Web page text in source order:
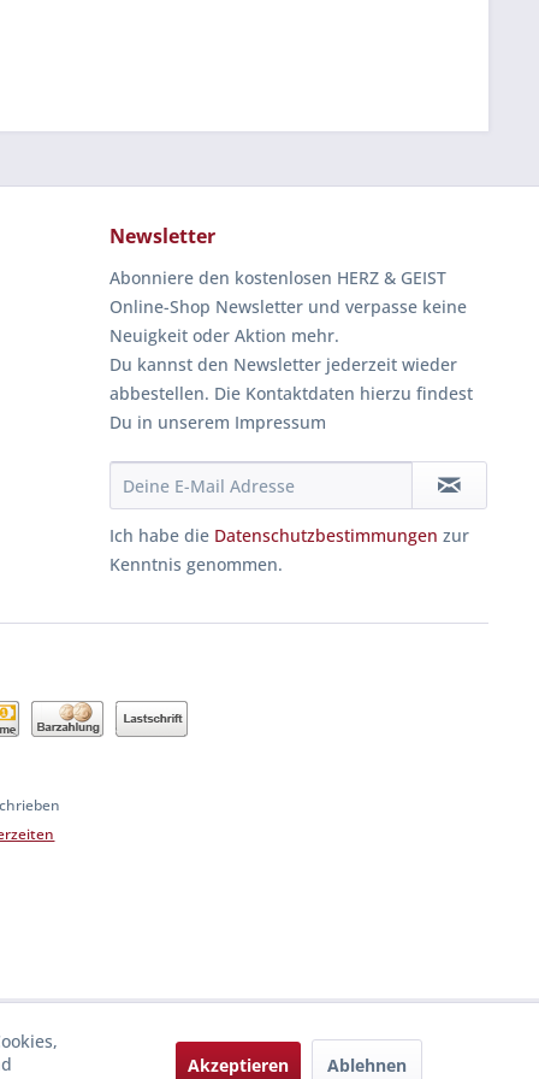
Newsletter
Abonniere den kostenlosen HERZ & GEIST
Online-Shop Newsletter und verpasse keine
Neuigkeit oder Aktion mehr.
Du kannst den Newsletter jederzeit wieder
abbestellen. Die Kontaktdaten hierzu findest
Du in unserem Impressum
Ich habe die Datenschutzbestimmungen zur
Kenntnis genommen.
Akzeptieren Ablehnen